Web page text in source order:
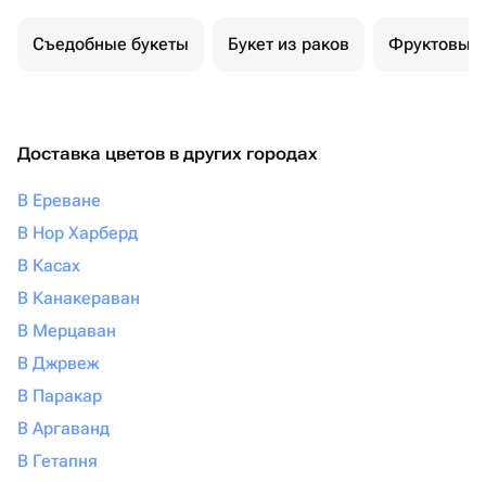
Съедобные букеты Букет из раков Фруктовый
Доставка цветов в других городах
В Ереване
В Нор Харберд
В Касах
В Канакераван
В Мерцаван
В Джрвеж
В Паракар
В Аргаванд
В Гетапня